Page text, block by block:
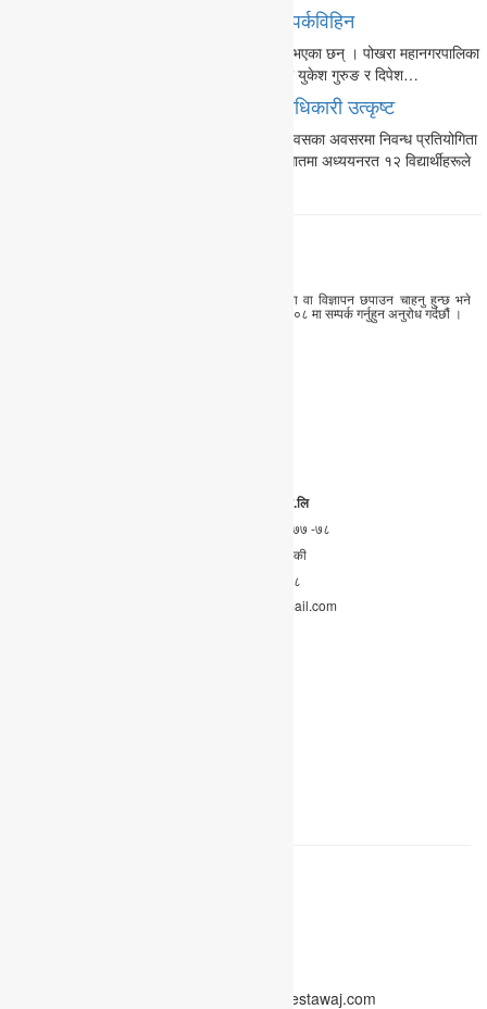
पदयात्रामा निस्किएका पोखराका ३ युवा सम्पर्कविहिन
मर्दी हिमाल पदयात्रामा निस्किएका ३ युवा सम्पर्कविहिन भएका छन् । पोखरा महानगरपालिका
१४ खसिबजार बस्ने २४ वर्षका अजित जिसी, २३ वर्षका युकेश गुरुङ र दिपेश…
जिल्ला समन्वय समितिको निवन्धमा सक्षम अधिकारी उत्कृष्ट
जिल्ला समन्वय समिति कास्कीले आफ्नो नवौं स्थापना दिवसका अवसरमा निवन्ध प्रतियोगिता
सम्पन्न गरेको छ। कास्कीका विभिन्न विद्यालयका कक्षा सातमा अध्ययनरत १२ विद्यार्थीहरूले
तपाईंपनि हामीलाई समाचार, लेख, रचना, बिचार, प्रतिक्रिया वा विज्ञापन छपाउन चाहनु हुन्छ भने
हामीलाई everestawaj@gmail.com मा वा ०६१–४१९६०८ मा सम्पर्क गर्नुहुन अनुरोध गर्दछौं ।
एभरेस्ट मिडिया हाउस प्रा.लि
२०४३/०७७ -७८
पोखरा ५ कास्की
फोन नं. :०६१-४१९६०८
Email: everestawaj@gmail.com
© 2020. All rights reserved by www.everestawaj.com